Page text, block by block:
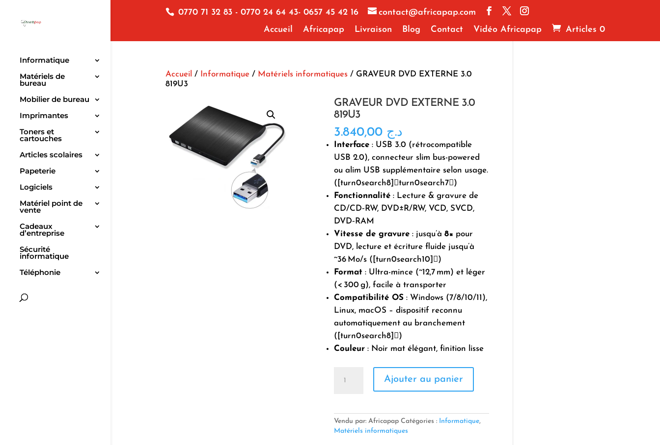
0770 71 32 83 - 0770 24 64 43- 0657 45 42 16
contact@africapap.com
Accueil
Africapap Livraison Blog Contact Vidéo Africapap Articles 0
Informatique
Matériels de
bureau
Mobilier de bureau
Imprimantes
Toners et
cartouches
Articles scolaires
Papeterie
Logiciels
Matériel point de
vente
Cadeaux
d’entreprise
Sécurité
informatique
Téléphonie
Accueil / Informatique/ Matériels informatiques/ GRAVEUR DVD EXTERNE 3.0
819U3
GRAVEUR DVD EXTERNE 3.0
819U3
د.ج 3.840,00
Interface: USB 3.0 (rétrocompatible
USB 2.0), connecteur slim bus-powered
ou alim USB supplémentaire selon usage.
([turn0search8]turn0search7)
Fonctionnalité: Lecture & gravure de
CD/CD‑RW, DVD±R/RW, VCD, SVCD,
DVD‑RAM
Vitesse de gravure: jusqu’à 8× pour
DVD, lecture et écriture fluide jusqu’à
~36 Mo/s ([turn0search10])
Format: Ultra-mince (~12,7 mm) et léger
(< 300 g), facile à transporter
Compatibilité OS : Windows (7/8/10/11),
Linux, macOS – dispositif reconnu
automatiquement au branchement
([turn0search8])
Couleur: Noir mat élégant, finition lisse
3.0
819U3
Ajouter au panier
Vendu par: Africapap Catégories : Informatique,
Matériels informatiques